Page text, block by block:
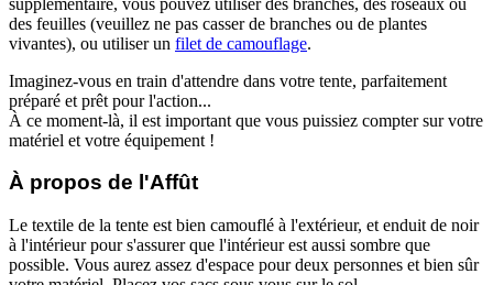
des feuilles (veuillez ne pas casser de branches ou de plantes
vivantes), ou utiliser un filet de camouflage.
Imaginez-vous en train d'attendre dans votre tente, parfaitement
préparé et prêt pour l'action...
À ce moment-là, il est important que vous puissiez compter sur votre
matériel et votre équipement !
À propos de l'Affût
Le textile de la tente est bien camouflé à l'extérieur, et enduit de noir
à l'intérieur pour s'assurer que l'intérieur est aussi sombre que
possible. Vous aurez assez d'espace pour deux personnes et bien sûr